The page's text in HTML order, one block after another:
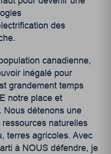
des
canadienne,
inégalé pour
grandement temps
notre place et
Nous détenons une
naturelles
terres agricoles. Avec
à NOUS défendre, je